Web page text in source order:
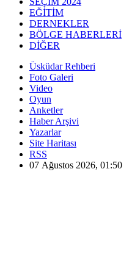
EĞİTİM
DERNEKLER
BÖLGE HABERLERİ
DİĞER
Üsküdar Rehberi
Foto Galeri
Video
Oyun
Anketler
Haber Arşivi
Yazarlar
Site Haritası
RSS
07 Ağustos 2026, 01:50